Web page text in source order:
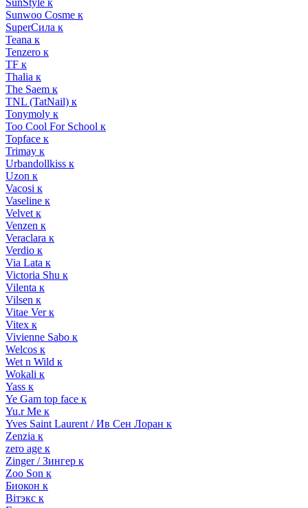
SunStyle к
Sunwoo Cosme к
SuperСила к
Teana к
Tenzero к
TF к
Thalia к
The Saem к
TNL (TatNail) к
Tonymoly к
Too Cool For School к
Topface к
Trimay к
Urbandollkiss к
Uzon к
Vacosi к
Vaseline к
Velvet к
Venzen к
Veraclara к
Verdio к
Via Lata к
Victoria Shu к
Vilenta к
Vilsen к
Vitae Ver к
Vitex к
Vivienne Sabo к
Welcos к
Wet n Wild к
Wokali к
Yass к
Ye Gam top face к
Yu.r Me к
Yves Saint Laurent / Ив Сен Лоран к
Zenzia к
zero age к
Zinger / Зингер к
Zoo Son к
Биокон к
Вiтэкс к